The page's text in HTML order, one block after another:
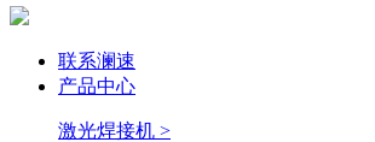
联系澜速
产品中心
激光焊接机 >